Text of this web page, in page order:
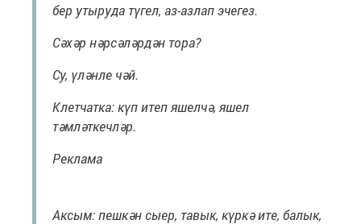
бер утыруда түгел, аз-азлап эчегез.
Сәхәр нәрсәләрдән тора?
Су, үләнле чәй.
Клетчатка: күп итеп яшелчә, яшел
тәмләткечләр.
Реклама
Аксым: пешкән сыер, тавык, күркә ите, балык,